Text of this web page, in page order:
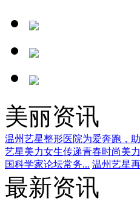
美丽资讯
温州艺星整形医院为爱奔跑，
艺星美力女生传递青春时尚美
国科学家论坛常务... 温州艺星
最新资讯